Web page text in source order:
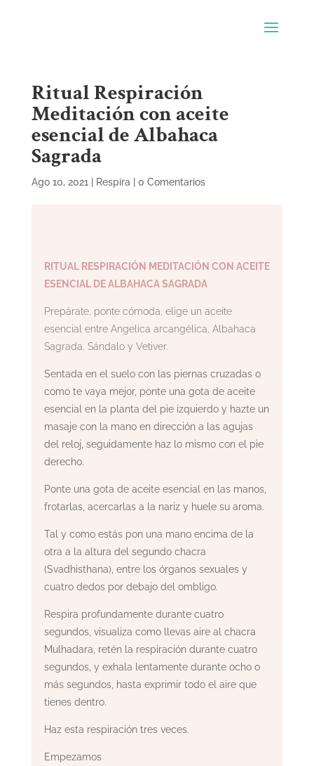
Ritual Respiración
Meditación con aceite
esencial de Albahaca
Sagrada
Ago 10, 2021 Respira 0 Comentarios
RITUAL RESPIRACIÓN MEDITACIÓN CON ACEITE
ESENCIAL DE ALBAHACA SAGRADA
Prepárate, ponte cómoda, elige un aceite
esencial entre Angelica arcangélica, Albahaca
Sagrada, Sándalo y Vetiver.
Sentada en el suelo con las piernas cruzadas o
como te vaya mejor, ponte una gota de aceite
esencial en la planta del pie izquierdo y hazte un
masaje con la mano en dirección a las agujas
del reloj, seguidamente haz lo mismo con el pie
derecho.
Ponte una gota de aceite esencial en las manos,
frotarlas, acercarlas a la nariz y huele su aroma.
Tal y como estás pon una mano encima de la
otra a la altura del segundo chacra
(Svadhisthana), entre los órganos sexuales y
cuatro dedos por debajo del ombligo.
Respira profundamente durante cuatro
segundos, visualiza como llevas aire al chacra
Mulhadara, retén la respiración durante cuatro
segundos, y exhala lentamente durante ocho o
más segundos, hasta exprimir todo el aire que
tienes dentro.
Haz esta respiración tres veces.
Empezamos